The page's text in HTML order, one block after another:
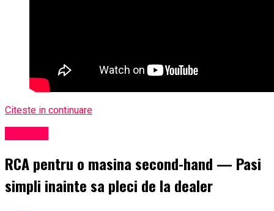
Citeste in continuare
RCA pentru o masina second-hand — Pasi
simpli inainte sa pleci de la dealer